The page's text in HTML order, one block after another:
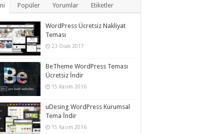
Popüler Yorumlar Etiketler
WordPress Ücretsiz Nakliyat
Teması
23 Ocak 2017
BeTheme WordPress Teması
Ücretsiz İndir
15 Kasım 2016
uDesing WordPress Kurumsal
Tema İndir
15 Kasım 2016